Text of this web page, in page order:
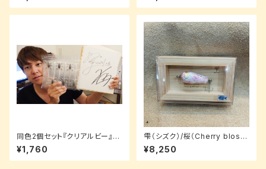
同色2個セット『クリアルビー』H
AKUA -ハクア（5.4inch）
¥1,760
雫（シズク）/桜（Cherry bloss
oms）/3.5cm【ルアーパッケー
ジ】
¥8,250